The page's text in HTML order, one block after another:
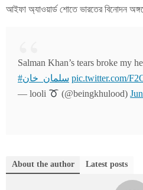
আইফা অ্যাওয়ার্ড শোতে ভারতের বিনোদন
Salman Khan’s tears broke my
#سلمان_خان pic.twitter.com/
— looli
(@beingkhulood)
About the author Latest posts